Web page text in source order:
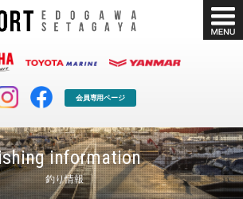
会員専用ページ
information
釣り情報